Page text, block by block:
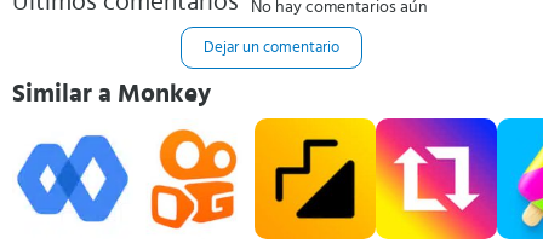
No hay comentarios aún
Dejar un comentario
Similar a Monkey